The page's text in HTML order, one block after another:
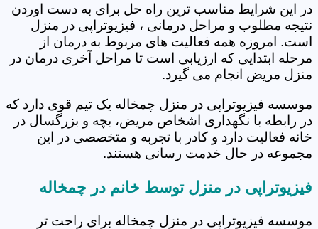
در این شرایط مناسب ترین راه حل برای به دست اوردن
نتیجه مطلوب و مراحل درمانی ، فیزیوتراپی در منزل
است. امروزه همه فعالیت های مربوط به درمان از
مرحله ابتدایی که ارزیابی است تا مراحل آخری درمان در
منزل مریض انجام می گیرد.
موسسه فیزیوتراپی در منزل چمخاله یک تیم قوی دارد که
در رابطه با نگهداری اشخاص مریض، بچه و بزرگسال در
خانه فعالیت دارد و کادر با تجربه و متخصصی در این
مجموعه در حال خدمت رسانی هستند.
فیزیوتراپی در منزل توسط خانم در چمخاله
موسسه فیزیوتراپی در منزل چمخاله برای راحت تر